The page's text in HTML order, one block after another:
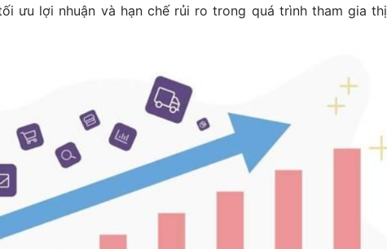
ưu lợi nhuận và hạn chế rủi ro trong quá trình tham gia thị